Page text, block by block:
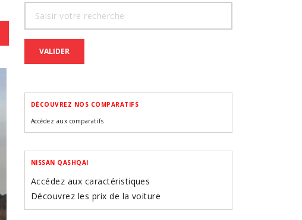
VALIDER
DÉCOUVREZ NOS COMPARATIFS
Accédez aux comparatifs
NISSAN QASHQAI
Accédez aux caractéristiques
Découvrez les prix de la voiture